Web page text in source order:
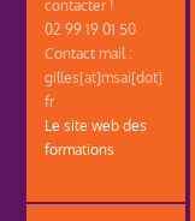
contacter !
02 99 19 01 50
Contact mail :
gilles[at]msai[dot]
fr
Le site web des
formations